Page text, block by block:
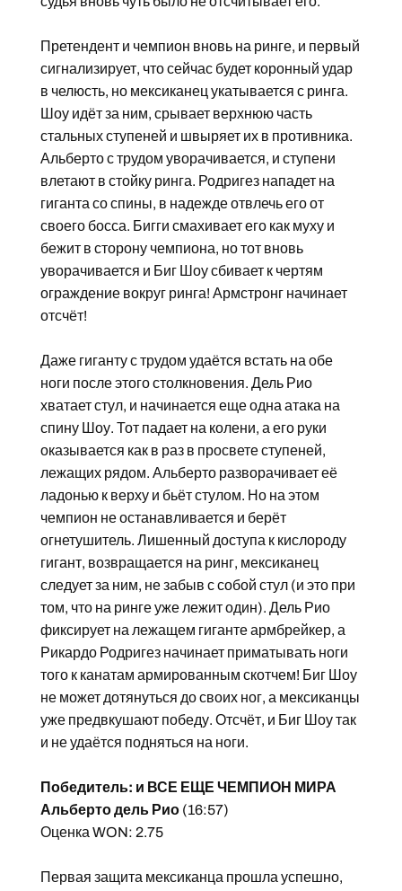
Претендент и чемпион вновь на ринге, и первый
сигнализирует, что сейчас будет коронный удар
в челюсть, но мексиканец укатывается с ринга.
Шоу идёт за ним, срывает верхнюю часть
стальных ступеней и швыряет их в противника.
Альберто с трудом уворачивается, и ступени
влетают в стойку ринга. Родригез нападет на
гиганта со спины, в надежде отвлечь его от
своего босса. Бигги смахивает его как муху и
бежит в сторону чемпиона, но тот вновь
уворачивается и Биг Шоу сбивает к чертям
ограждение вокруг ринга! Армстронг начинает
отсчёт!
Даже гиганту с трудом удаётся встать на обе
ноги после этого столкновения. Дель Рио
хватает стул, и начинается еще одна атака на
спину Шоу. Тот падает на колени, а его руки
оказывается как в раз в просвете ступеней,
лежащих рядом. Альберто разворачивает её
ладонью к верху и бьёт стулом. Но на этом
чемпион не останавливается и берёт
огнетушитель. Лишенный доступа к кислороду
гигант, возвращается на ринг, мексиканец
следует за ним, не забыв с собой стул (и это при
том, что на ринге уже лежит один). Дель Рио
фиксирует на лежащем гиганте армбрейкер, а
Рикардо Родригез начинает приматывать ноги
того к канатам армированным скотчем! Биг Шоу
не может дотянуться до своих ног, а мексиканцы
уже предвкушают победу. Отсчёт, и Биг Шоу так
и не удаётся подняться на ноги.
Победитель: и ВСЕ ЕЩЕ ЧЕМПИОН МИРА
Альберто дель Рио(16:57)
Оценка WON: 2.75
Первая защита мексиканца прошла успешно,